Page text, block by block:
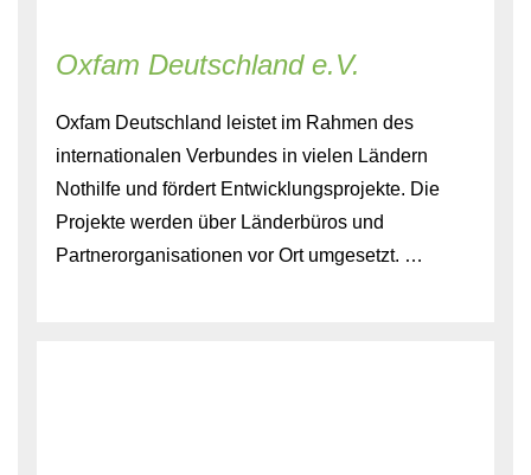
Oxfam Deutschland e.V.
Oxfam Deutschland leistet im Rahmen des
internationalen Verbundes in vielen Ländern
Nothilfe und fördert Entwicklungsprojekte. Die
Projekte werden über Länderbüros und
Partnerorganisationen vor Ort umgesetzt. …